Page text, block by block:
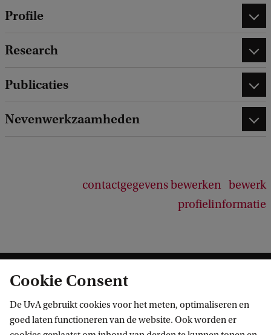
Profile
Research
Publicaties
Nevenwerkzaamheden
contactgegevens bewerken bewerk
profielinformatie
Cookie Consent
De UvA gebruikt cookies voor het meten, optimaliseren en
goed laten functioneren van de website. Ook worden er